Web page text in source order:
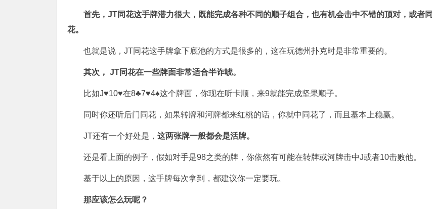
首先，JT同花这手牌潜力很大，既能完成各种不同的顺子组合，也有机会击中不错的顶对，或者同
花。
也就是说，JT同花这手牌拿下底池的方式是很多的，这在玩德州扑克时是非常重要的。
其次， JT同花在一些牌面非常适合半诈唬。
比如J♥10♥在8♣7♥4♠这个牌面，你现在听卡顺，来9就能完成坚果顺子。
同时你还听后门同花，如果转牌和河牌都来红桃的话，你就中同花了，而且基本上稳赢。
JT还有一个好处是， 这两张牌一般都会是活牌。
还是看上面的例子，假如对手是98之类的牌，你依然有可能在转牌或河牌击中J或者10击败他。
基于以上的原因，这手牌每次拿到，都建议你一定要玩。
那应该怎么玩呢？